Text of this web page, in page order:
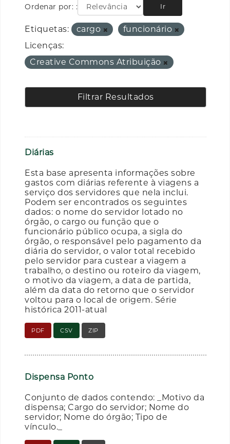
Ordenar por: Ir
Etiquetas: cargo
funcionário
Licenças:
Creative Commons Atribuição
Filtrar Resultados
Diárias
Esta base apresenta informações sobre
gastos com diárias referente à viagens a
serviço dos servidores que nela inclui.
Podem ser encontrados os seguintes
dados: o nome do servidor lotado no
órgão, o cargo ou função que o
funcionário público ocupa, a sigla do
órgão, o responsável pelo pagamento da
diária do servidor, o valor total recebido
pelo servidor para custear a viagem a
trabalho, o destino ou roteiro da viagem,
o motivo da viagem, a data de partida,
além da data do retorno que o servidor
voltou para o local de origem. Série
histórica 2011-atual
PDF CSV ZIP
Dispensa Ponto
Conjunto de dados contendo: _Motivo da
dispensa; Cargo do servidor; Nome do
servidor; Nome do órgão; Tipo de
vínculo._